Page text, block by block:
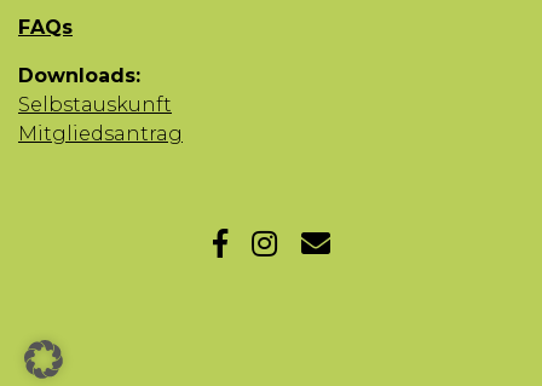
FAQs
Downloads:
Selbstauskunft
Mitgliedsantrag